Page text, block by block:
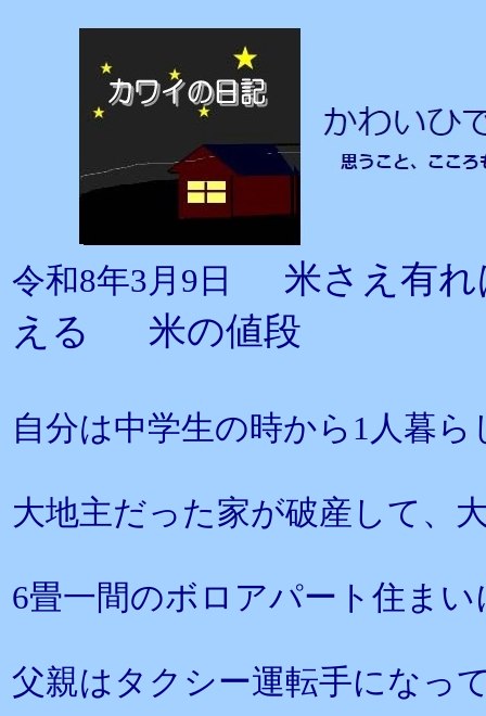
令和8年3月9日
米さえ有
える 米の値段
自分は中学生の時から1人暮
大地主だった家が破産して、
6畳一間のボロアパート住ま
父親はタクシー運転手になっ